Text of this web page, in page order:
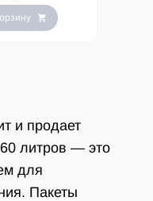
и продает
литров — это
для
Пакеты